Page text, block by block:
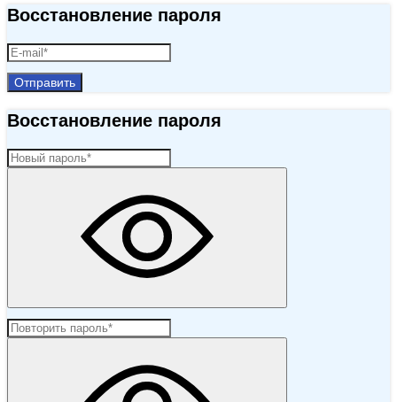
Восстановление пароля
Отправить
Восстановление пароля